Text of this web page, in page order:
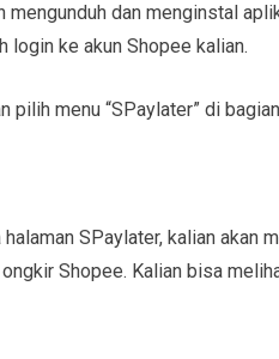
mengunduh dan menginstal
login ke akun Shopee kalian.
menu “SPaylater” di
SPaylater, kalian akan
Shopee. Kalian bisa